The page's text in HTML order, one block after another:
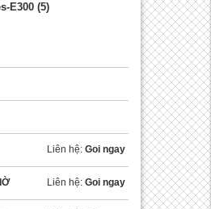
E300 (5)
Liên hệ: Goi ngay
Liên hệ: Goi ngay